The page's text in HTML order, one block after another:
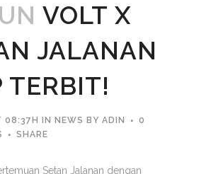
VOLT X
JALANAN
TERBIT!
08:37H IN NEWS BY ADIN
0
SHARE
Setan Jalanan dengan